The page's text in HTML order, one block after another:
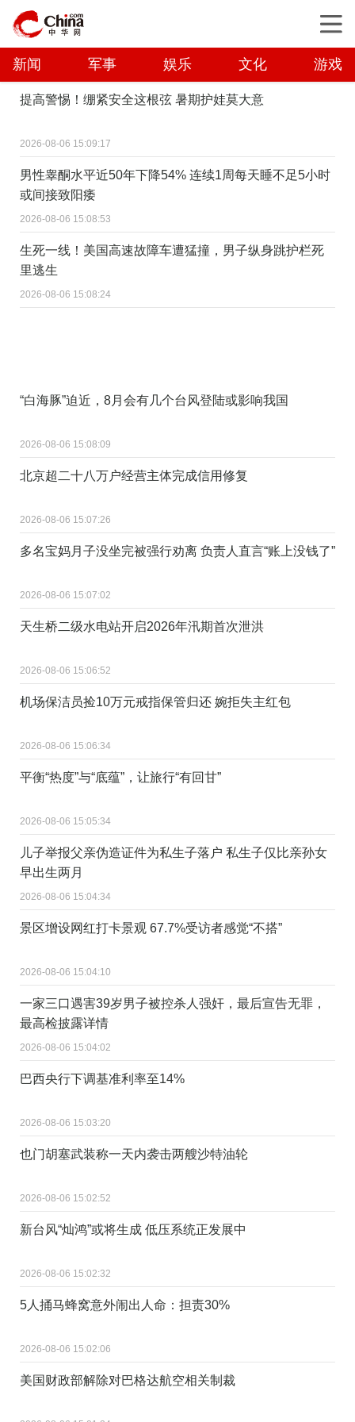
新闻 军事 娱乐 文化 游戏
提高警惕！绷紧安全这根弦 暑期护娃莫大意
2026-08-06 15:09:17
男性睾酮水平近50年下降54% 连续1周每天睡不足5小时
或间接致阳痿
2026-08-06 15:08:53
生死一线！美国高速故障车遭猛撞，男子纵身跳护栏死
里逃生
2026-08-06 15:08:24
“白海豚”迫近，8月会有几个台风登陆或影响我国
2026-08-06 15:08:09
北京超二十八万户经营主体完成信用修复
2026-08-06 15:07:26
多名宝妈月子没坐完被强行劝离 负责人直言“账上没钱了”
2026-08-06 15:07:02
天生桥二级水电站开启2026年汛期首次泄洪
2026-08-06 15:06:52
机场保洁员捡10万元戒指保管归还 婉拒失主红包
2026-08-06 15:06:34
平衡“热度”与“底蕴”，让旅行“有回甘”
2026-08-06 15:05:34
儿子举报父亲伪造证件为私生子落户 私生子仅比亲孙女
早出生两月
2026-08-06 15:04:34
景区增设网红打卡景观 67.7%受访者感觉“不搭”
2026-08-06 15:04:10
一家三口遇害39岁男子被控杀人强奸，最后宣告无罪，
最高检披露详情
2026-08-06 15:04:02
巴西央行下调基准利率至14%
2026-08-06 15:03:20
也门胡塞武装称一天内袭击两艘沙特油轮
2026-08-06 15:02:52
新台风“灿鸿”或将生成 低压系统正发展中
2026-08-06 15:02:32
5人捅马蜂窝意外闹出人命：担责30%
2026-08-06 15:02:06
美国财政部解除对巴格达航空相关制裁